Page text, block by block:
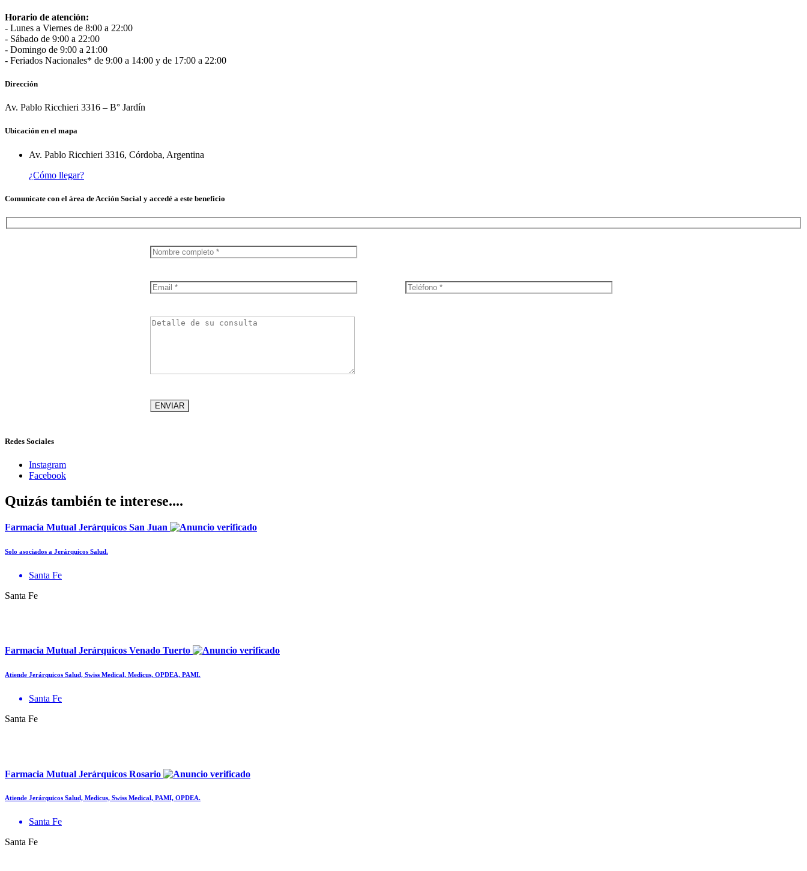
Horario de atención:
- Lunes a Viernes de 8:00 a 22:00
- Sábado de 9:00 a 22:00
- Domingo de 9:00 a 21:00
- Feriados Nacionales* de 9:00 a 14:00 y de 17:00 a 22:00
Dirección
Av. Pablo Ricchieri 3316 – B° Jardín
Ubicación en el mapa
Av. Pablo Ricchieri 3316, Córdoba, Argentina
¿Cómo llegar?
Comunicate con el área de Acción Social y accedé a este beneficio
Redes Sociales
Instagram
Facebook
Quizás también te interese....
Farmacia Mutual Jerárquicos San Juan
Solo asociados a Jerárquicos Salud.
Santa Fe
Santa Fe
Farmacia Mutual Jerárquicos Venado Tuerto
Atiende Jerárquicos Salud, Swiss Medical, Medicus, OPDEA, PAMI.
Santa Fe
Santa Fe
Farmacia Mutual Jerárquicos Rosario
Atiende Jerárquicos Salud, Medicus, Swiss Medical, PAMI, OPDEA.
Santa Fe
Santa Fe